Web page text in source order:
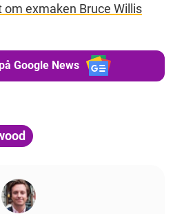
exmaken Bruce Willis
Google News